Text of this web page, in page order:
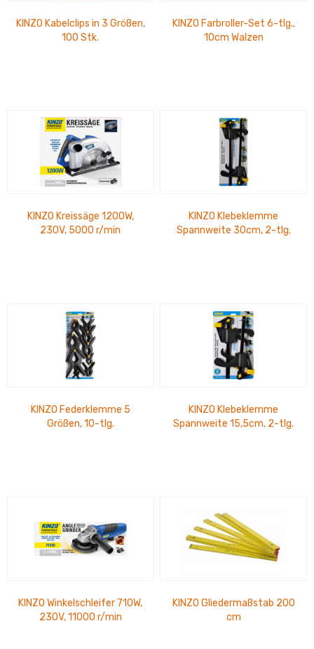
KINZO Kabelclips in 3 Größen,
100 Stk.
KINZO Farbroller-Set 6-tlg.,
10cm Walzen
KINZO Kreissäge 1200W,
230V, 5000 r/min
KINZO Klebeklemme
Spannweite 30cm, 2-tlg.
KINZO Federklemme 5
Größen, 10-tlg.
KINZO Klebeklemme
Spannweite 15,5cm, 2-tlg.
KINZO Winkelschleifer 710W,
230V, 11000 r/min
KINZO Gliedermaßstab 200
cm